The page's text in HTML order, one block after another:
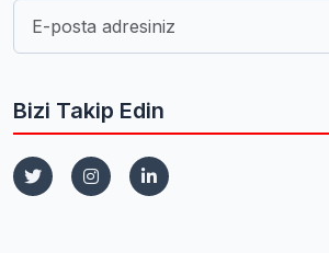
Bizi Takip Edin